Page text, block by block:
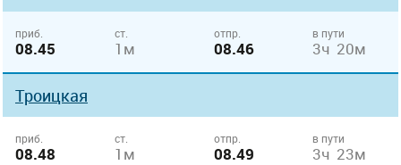
приб.
08.45
ст.
1м
отпр.
08.46
в пути
3ч 20м
Троицкая
приб.
08.48
ст.
1м
отпр.
08.49
в пути
3ч 23м